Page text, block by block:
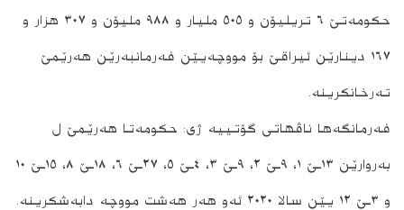
حکومەتێ ٦ تریلیۆن و ٥٠٥ ملیار و ٩٨٨ ملیۆن و ٣٠٧ ھزار و
١٦٧ دینارێن ئیراقێ بۆ مووچەیێن فەرمانبەرێن هه‌رێمێ
تەرخانکرینە.
فەرمانگەھا ناڤھاتی گۆتییە ژی: حکومەتا ھەرێمێ ل
بەروارێن ١٣ـێ ١، ٩ـێ ٢، ٩ـێ ٣، ٤ـێ ٥، ٢٧ـێ ٦، ١٨ـێ ٨، ١٥ـێ ١٠
و ٣ـێ ١٢ یێن سالا ٢٠٢٠ ئەو ھەر ھەشت مووچە دابەشکرینە.